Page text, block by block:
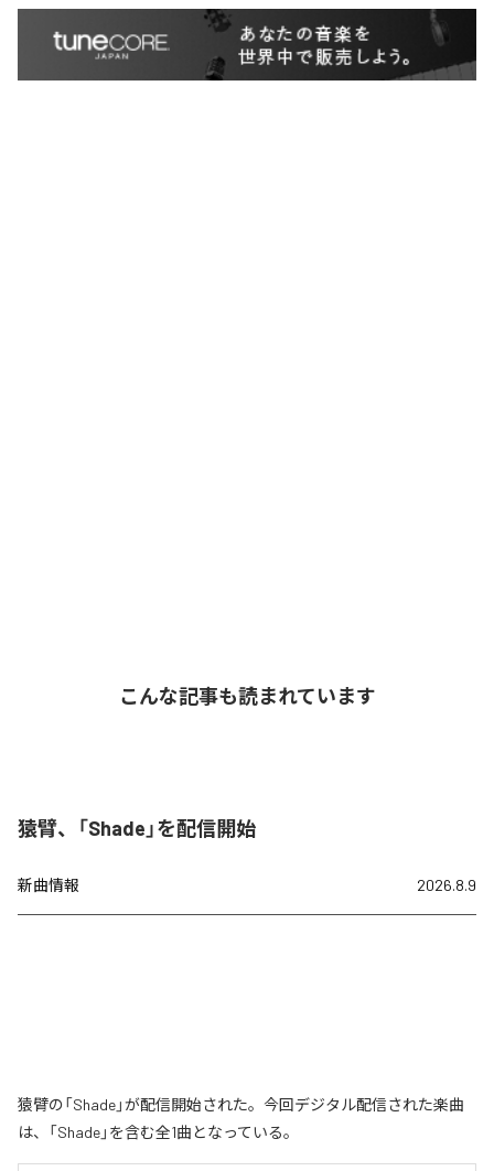
こんな記事も読まれています
猿臂、「Shade」を配信開始
新曲情報 2026.8.9
猿臂の「Shade」が配信開始された。今回デジタル配信された楽曲
は、「Shade」を含む全1曲となっている。